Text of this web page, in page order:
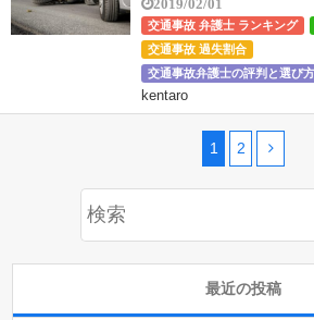
2019/02/01
交通事故 弁護士 ランキング
交通事故 過失割合
交通事故弁護士の評判と選び方
kentaro
1 2
最近の投稿